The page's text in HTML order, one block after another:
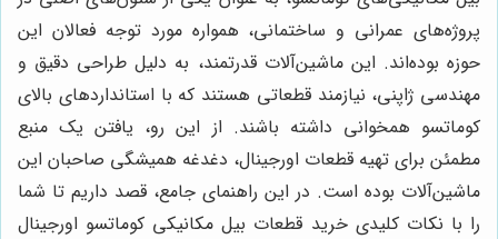
پروژه‌های عمرانی و ساختمانی، همواره مورد توجه فعالان این
حوزه بوده‌اند. این ماشین‌آلات قدرتمند، به دلیل طراحی دقیق و
مهندسی ژاپنی، نیازمند قطعاتی هستند که با استانداردهای بالای
کوماتسو همخوانی داشته باشند. از این رو، یافتن یک منبع
مطمئن برای تهیه قطعات اورجینال، دغدغه همیشگی صاحبان این
ماشین‌آلات بوده است. در این راهنمای جامع، قصد داریم تا شما
را با نکات کلیدی خرید قطعات بیل مکانیکی کوماتسو اورجینال